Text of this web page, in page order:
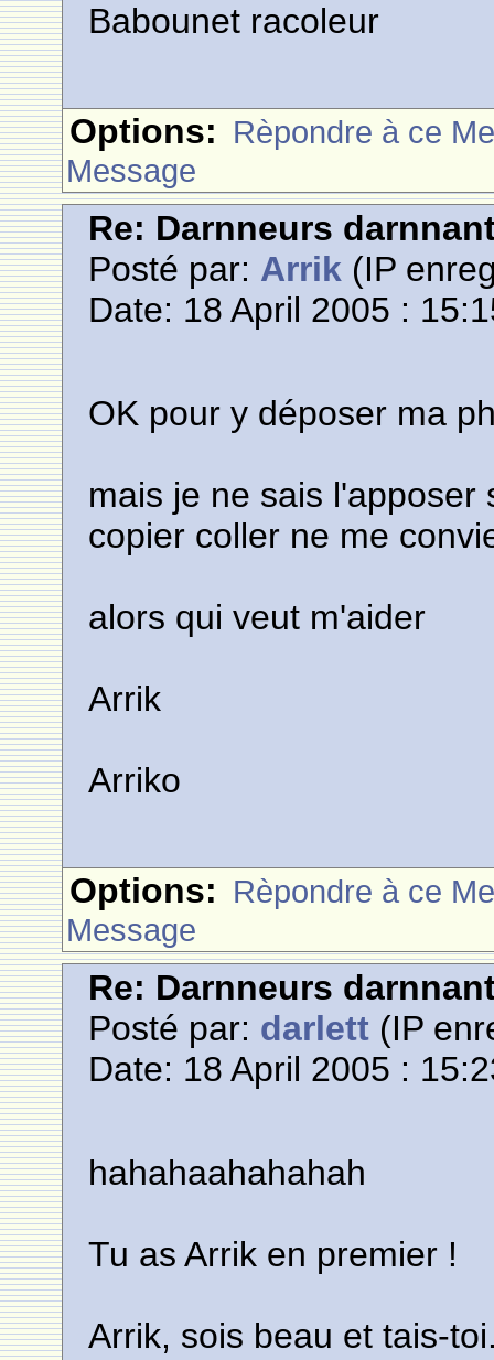
Babounet racoleur
Options: Rèpondre à ce
Message
Re: Darnneurs
Posté par: Arrik (IP
Date: 18 April 2005 :
OK pour y déposer ma
mais je ne sais
copier coller ne me
alors qui veut m'aider
Arrik
Arriko
Options: Rèpondre à ce
Message
Re: Darnneurs
Posté par: darlett (IP
Date: 18 April 2005 :
hahahaahahahah
Tu as Arrik en premier !
Arrik, sois beau et tais-